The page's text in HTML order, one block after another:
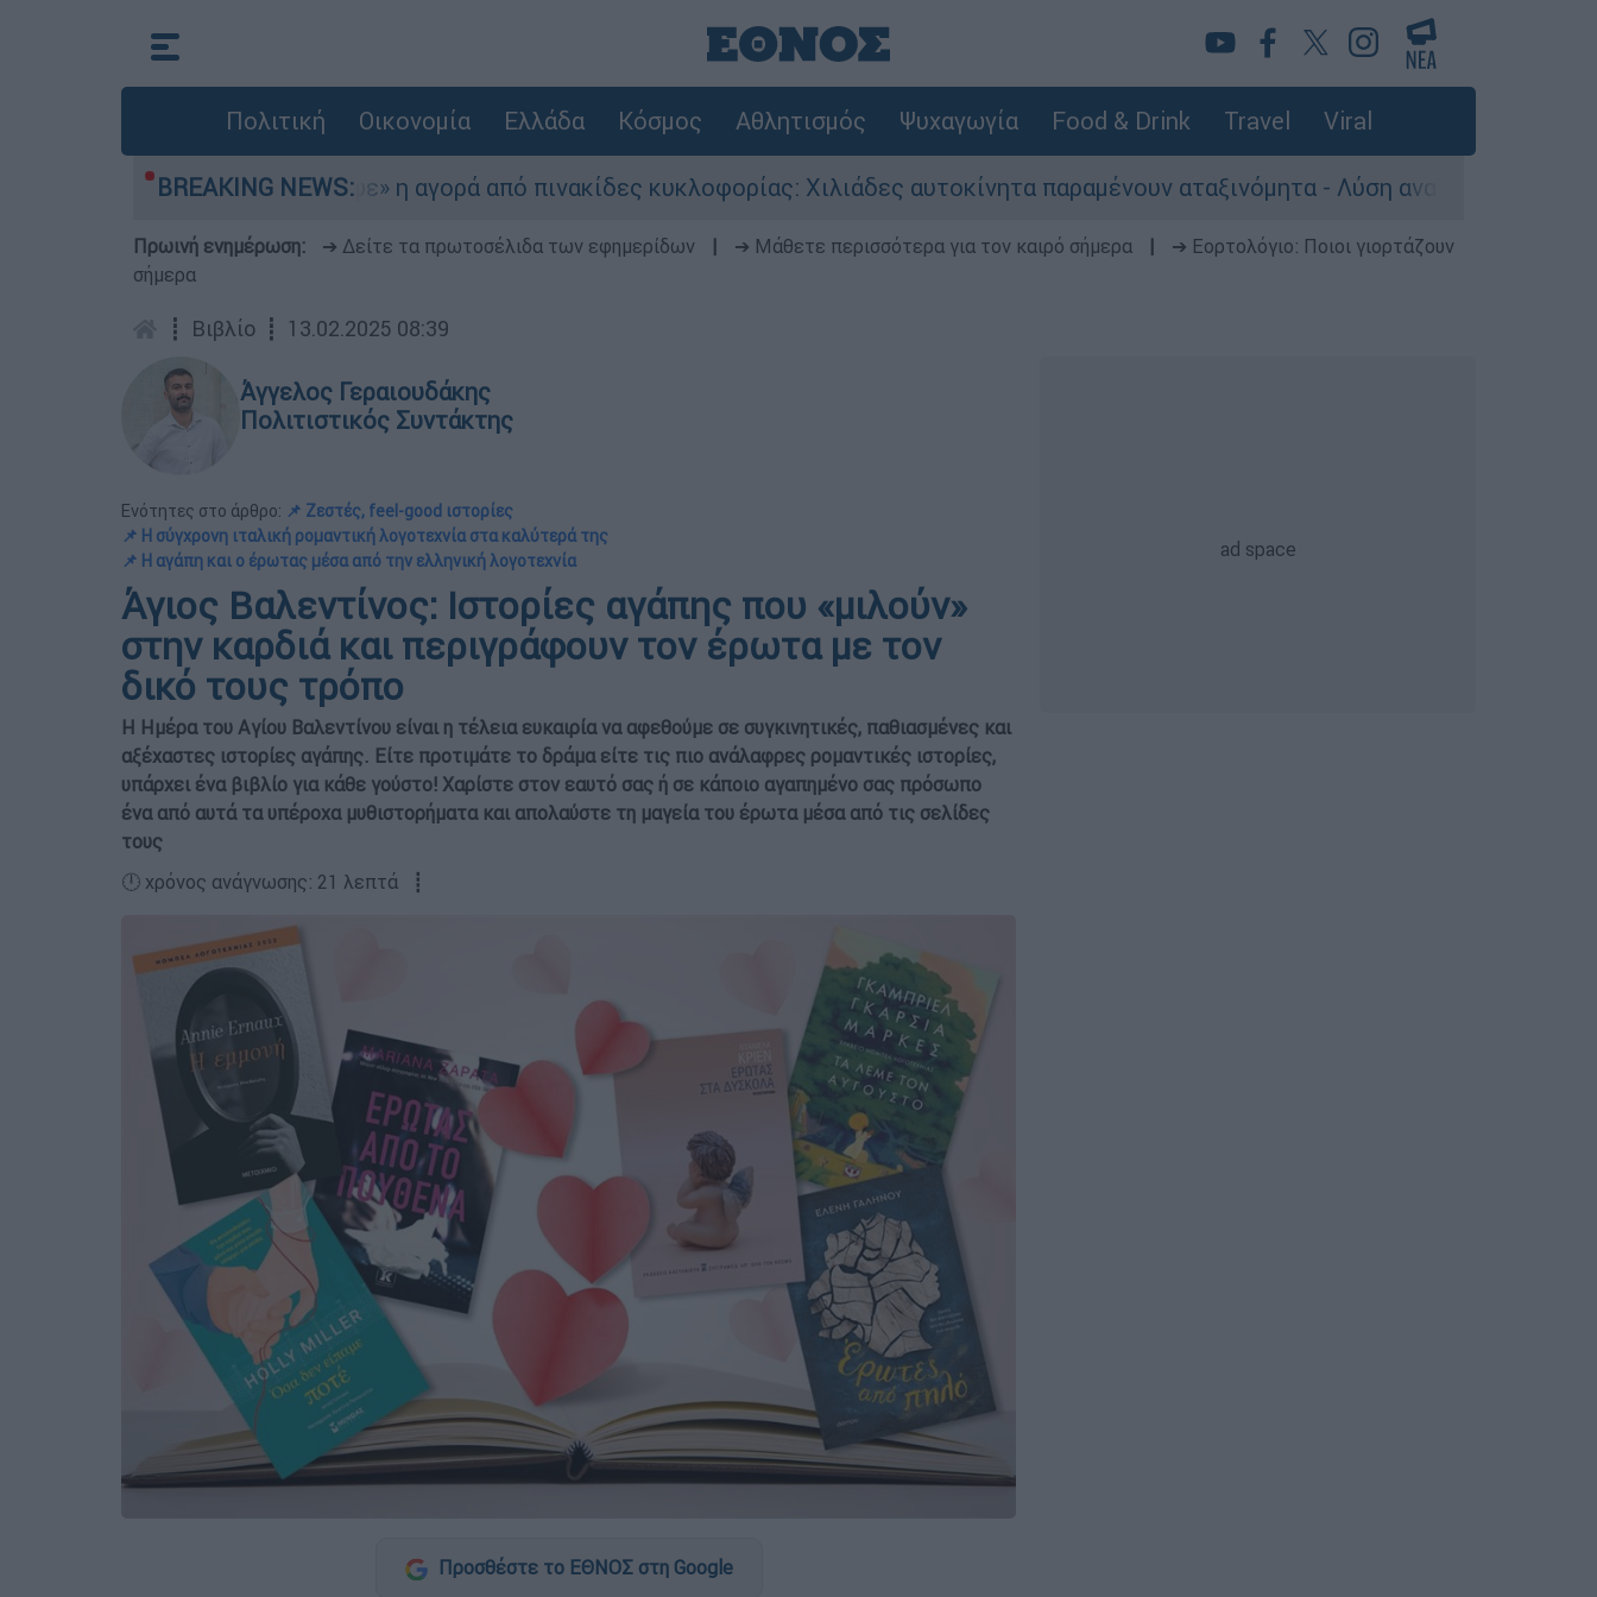
Πολιτική Οικονομία Ελλάδα Κόσμος Αθλητισμός Ψυχαγωγία Food & Drink Travel Viral
BREAKING NEWS:
«Στέρεψε» η αγορά από πινακίδες κυκλοφορίας: Χιλιάδες αυτοκίνητα παραμένουν αταξινόμητα - Λύση αναζητά το υπουργείο
Πρωινή ενημέρωση: ➔ Δείτε τα πρωτοσέλιδα των εφημερίδων ➔ Μάθετε περισσότερα για τον καιρό σήμερα
➔ Εορτολόγιο: Ποιοι γιορτάζουν
σήμερα
┋ Βιβλίο ┋ 13.02.2025 08:39
Άγγελος Γεραιουδάκης
Πολιτιστικός Συντάκτης
Ενότητες στο άρθρο: 📌 Ζεστές, feel-good ιστορίες
📌 Η σύγχρονη ιταλική ρομαντική λογοτεχνία στα καλύτερά της
📌 Η αγάπη και ο έρωτας μέσα από την ελληνική λογοτεχνία
Άγιος Βαλεντίνος: Ιστορίες αγάπης που «μιλούν»
στην καρδιά και περιγράφουν τον έρωτα με τον
δικό τους τρόπο
Η Ημέρα του Αγίου Βαλεντίνου είναι η τέλεια ευκαιρία να αφεθούμε σε συγκινητικές, παθιασμένες και
αξέχαστες ιστορίες αγάπης. Είτε προτιμάτε το δράμα είτε τις πιο ανάλαφρες ρομαντικές ιστορίες,
υπάρχει ένα βιβλίο για κάθε γούστο! Χαρίστε στον εαυτό σας ή σε κάποιο αγαπημένο σας πρόσωπο
ένα από αυτά τα υπέροχα μυθιστορήματα και απολαύστε τη μαγεία του έρωτα μέσα από τις σελίδες
τους
🕛 χρόνος ανάγνωσης: 21 λεπτά ┋
Προσθέστε το ΕΘΝΟΣ στη Google